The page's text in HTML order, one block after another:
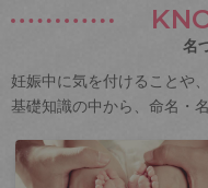
名
妊娠中に気を付けることや
基礎知識の中から、命名・